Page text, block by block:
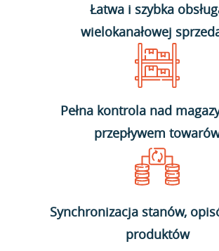
Łatwa i szybka
wielokanałowej
Pełna kontrola nad
przepływem
Synchronizacja stanów,
produktów